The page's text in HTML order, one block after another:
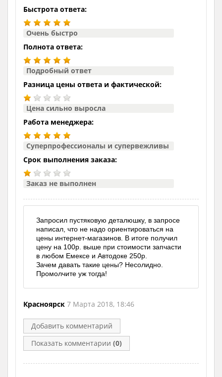
Быстрота ответа:
Очень быстро
Полнота ответа:
Подробный ответ
Разница цены ответа и фактической:
Цена сильно выросла
Работа менеджера:
Суперпрофессионалы и супервежливы
Срок выполнения заказа:
Заказ не выполнен
Запросил пустяковую деталюшку, в запросе
написал, что не надо ориентироваться на
цены интернет-магазинов. В итоге получил
цену на 100р. выше при стоимости запчасти
в любом Емексе и Автодоке 250р.
Зачем давать такие цены? Несолидно.
Промолчите уж тогда!
Красноярск 7 Марта 2018, 18:46
Добавить комментарий
Показать комментарии (0)